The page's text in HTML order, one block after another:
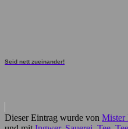
Seid nett zueinander!
Dieser Eintrag wurde von Mister